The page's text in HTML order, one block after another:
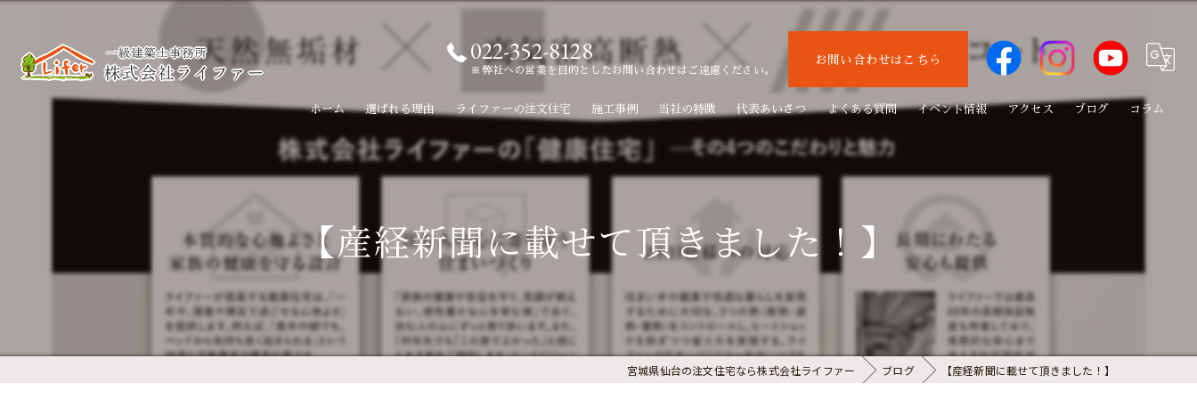
022-352-8128
※弊社への営業を目的としたお問い合わせはご遠慮ください。
お問い合わせはこちら
ホーム 選ばれる理由 ライファーの注文住宅 施工事例 当社の特徴
リノベーション
無垢材
自由設計
代表あいさつ よくある質問 イベント情報 アクセス ブログ コラム
【産経新聞に載せて頂きました！】
宮城県仙台の注文住宅なら株式会社ライファー ブログ 【産経新聞に載せて頂きました！】